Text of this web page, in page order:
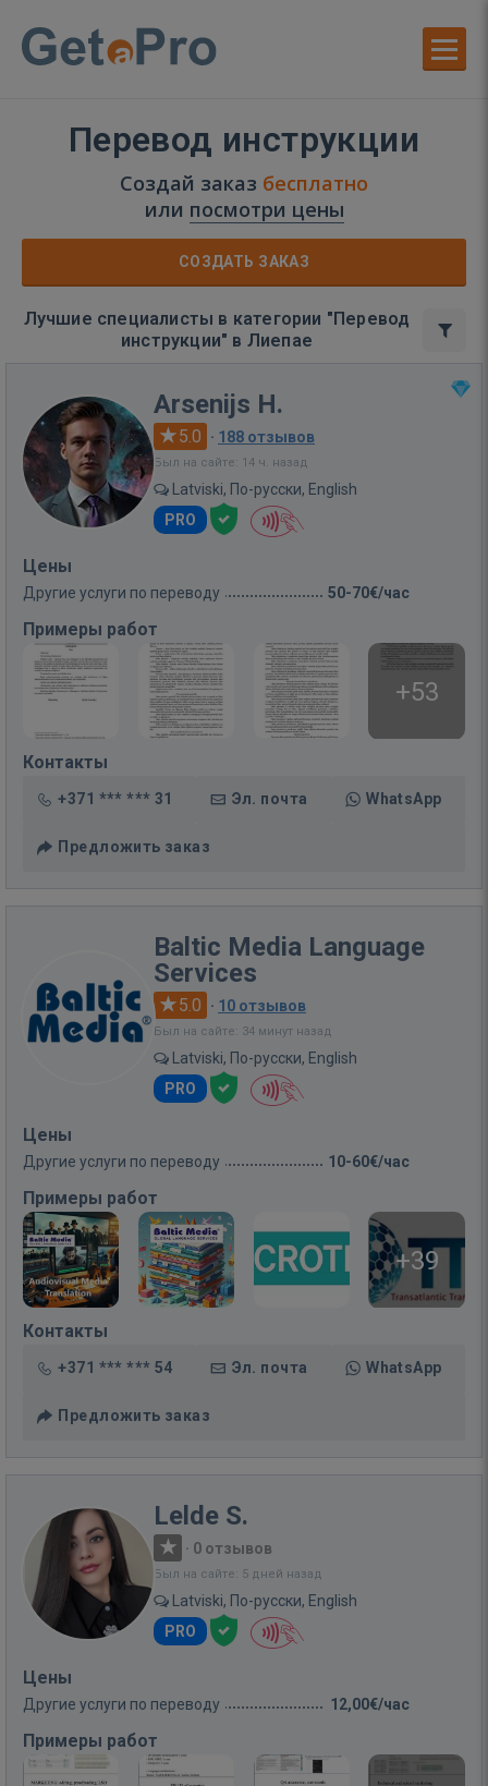
Перевод инструкции
Создай заказ бесплатно
или посмотри цены
СОЗДАТЬ ЗАКАЗ
Лучшие специалисты в категории "Перевод
инструкции" в Лиепае
Arsenijs H.
5.0 · 188 отзывов
Был на сайте: 14 ч. назад
Latviski, По-русски, English
PRO
Цены
Другие услуги по переводу 50-70€/час
Примеры работ
+53
Контакты
+371 *** *** 31 Эл. почта WhatsApp
Предложить заказ
Baltic Media Language
Services
5.0 · 10 отзывов
Был на сайте: 34 минут назад
Latviski, По-русски, English
PRO
Цены
Другие услуги по переводу 10-60€/час
Примеры работ
+39
Контакты
+371 *** *** 54 Эл. почта WhatsApp
Предложить заказ
Lelde S.
· 0 отзывов
Был на сайте: 5 дней назад
Latviski, По-русски, English
PRO
Цены
Другие услуги по переводу 12,00€/час
Примеры работ